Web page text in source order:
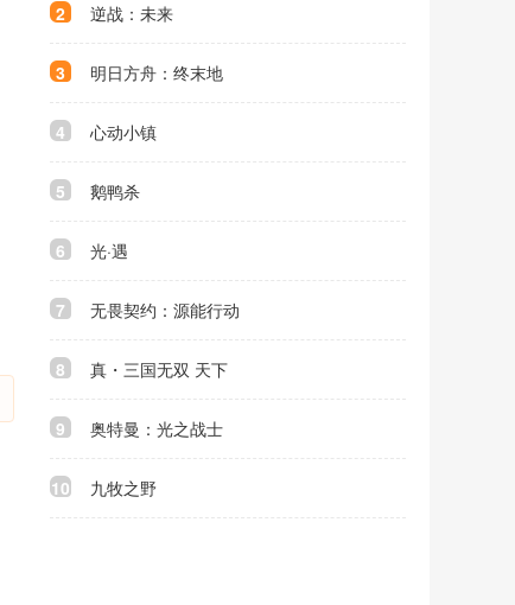
2 逆战：未来
3 明日方舟：终末地
4 心动小镇
5 鹅鸭杀
6 光·遇
7 无畏契约：源能行动
8 真・三国无双 天下
9 奥特曼：光之战士
10 九牧之野